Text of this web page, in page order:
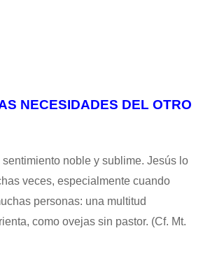
NECESIDADES DEL OTRO
sentimiento noble y sublime. Jesús lo
veces, especialmente cuando
personas: una multitud
como ovejas sin pastor. (Cf. Mt.